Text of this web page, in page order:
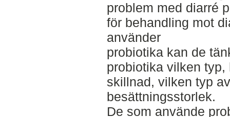
problem med diarré
för behandling mot
använder
probiotika kan de
probiotika vilken
skillnad, vilken typ
besättningsstorlek.
De som använde